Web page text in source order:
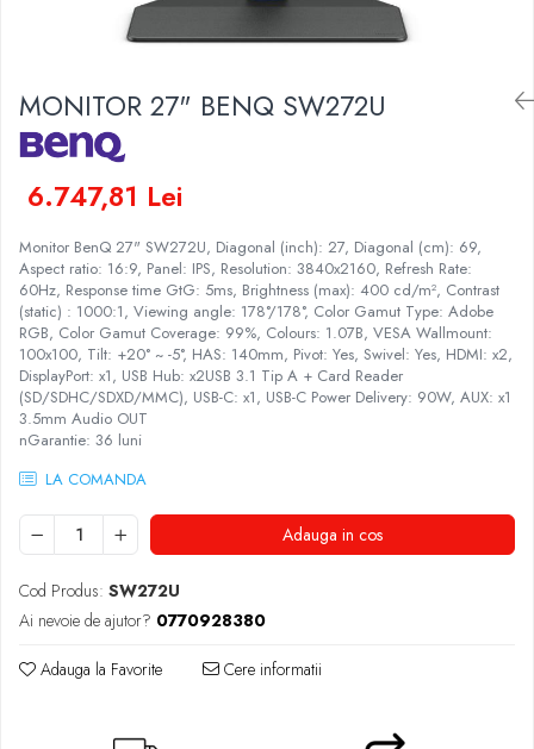
Incarcatoare laptop
Standuri și Coolere Laptop
Alte accesorii
Card reader
Carcase
Placi de baza
Ventilatoare carcasa
Componente Renew/Refurbished
Procesoare
Placi VIDEO
PC All-in-One
Calculatoare All-in-One NOI
All-in-One REFURBISHED
Calculatoare All-in-One RENEW
Componente All-in-One
MONITOR 27" BENQ SW272U
6.747,81 Lei
Monitor BenQ 27" SW272U, Diagonal (inch): 27, Diagonal (cm): 69,
Aspect ratio: 16:9, Panel: IPS, Resolution: 3840x2160, Refresh Rate:
60Hz, Response time GtG: 5ms, Brightness (max): 400 cd/m², Contrast
(static) : 1000:1, Viewing angle: 178°/178°, Color Gamut Type: Adobe
RGB, Color Gamut Coverage: 99%, Colours: 1.07B, VESA Wallmount:
100x100, Tilt: +20° ~ -5°, HAS: 140mm, Pivot: Yes, Swivel: Yes, HDMI: x2,
DisplayPort: x1, USB Hub: x2USB 3.1 Tip A + Card Reader
(SD/SDHC/SDXD/MMC), USB-C: x1, USB-C Power Delivery: 90W, AUX: x1
3.5mm Audio OUT
nGarantie: 36 luni
LA COMANDA
Adauga in cos
Cod Produs: SW272U
Ai nevoie de ajutor? 0770928380
Adauga la Favorite Cere informatii